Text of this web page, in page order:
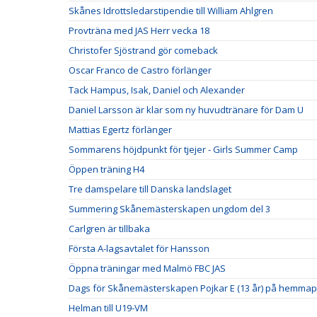
Skånes Idrottsledarstipendie till William Ahlgren
Provträna med JAS Herr vecka 18
Christofer Sjöstrand gör comeback
Oscar Franco de Castro förlänger
Tack Hampus, Isak, Daniel och Alexander
Daniel Larsson är klar som ny huvudtränare för Dam U
Mattias Egertz förlänger
Sommarens höjdpunkt för tjejer - Girls Summer Camp
Öppen träning H4
Tre damspelare till Danska landslaget
Summering Skånemästerskapen ungdom del 3
Carlgren är tillbaka
Första A-lagsavtalet för Hansson
Öppna träningar med Malmö FBC JAS
Dags för Skånemästerskapen Pojkar E (13 år) på
Helman till U19-VM